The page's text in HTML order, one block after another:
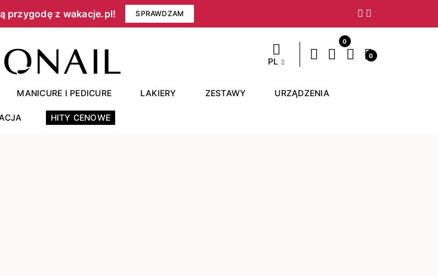
przygodę z wakacje.pl!​ SPRAWDZAM Następny
PL
0
0
MANICURE I PEDICURE LAKIERY ZESTAWY URZĄDZENIA
HITY CENOWE